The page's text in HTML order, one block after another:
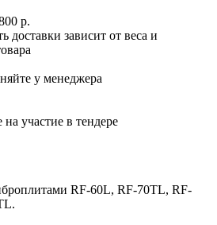
р.
доставки зависит от веса и
у менеджера
участие в тендере
RF-60L, RF-70TL, RF-